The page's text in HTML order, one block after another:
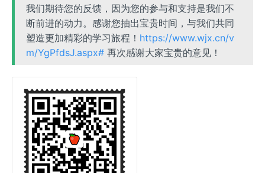
我们期待您的反馈，因为您的参与和支持是我们不
断前进的动力。感谢您抽出宝贵时间，与我们共同
塑造更加精彩的学习旅程！ https://www.wjx.cn/v
m/YgPfdsJ.aspx# 再次感谢大家宝贵的意见！